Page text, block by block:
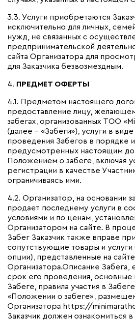
3.3. Услуги приобретаются
исключительно для личных,
нужд, не связанных с
предпринимательской
сайта Организатора для
для Заказчика безвозмездным.
4. ПРЕДМЕТ ОФЕРТЫ
4.1. Предметом настоящего
предоставление лицу,
забегах, организованных ТОО
(далее – «Забеги»), услуги в
проведения Забегов в порядке и
предусмотренных настоящим
Положением о забеге, включая
регистрации в качестве
ограничиваясь ими.
4.2. Организатор, на основании
продает последнему услуги в
условиями и по ценам,
Организатором на сайте. В
Забег Заказчик также вправе
сопутствующие товары и услуги
опции), представленные на сайте
Организатора.Описание Забега,
срок его проведения, основные
Забеге, правила участия в
«Положении о забеге»,
Организатора https://
Заказчик должен ознакомиться